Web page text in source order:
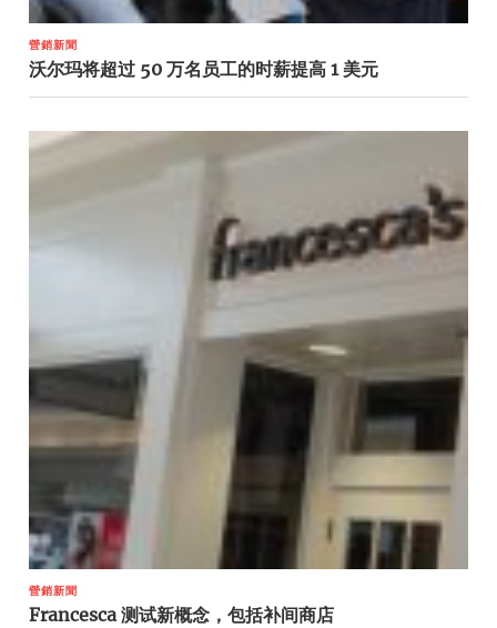
營銷新聞
沃尔玛将超过 50 万名员工的时薪提高 1 美元
營銷新聞
Francesca 测试新概念，包括补间商店